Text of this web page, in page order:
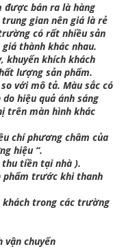
được bán ra là hàng
gian nên giá là rẻ
có rất nhiều sản
thành khác nhau.
khuyến khích khách
lượng sản phẩm.
với mô tả. Màu sắc có
hiệu quả ánh sáng
trên màn hình khác
chí phương châm của
hiệu “.
thu tiền tại nhà ).
phẩm trước khi thanh
khách trong các trường
vận chuyển